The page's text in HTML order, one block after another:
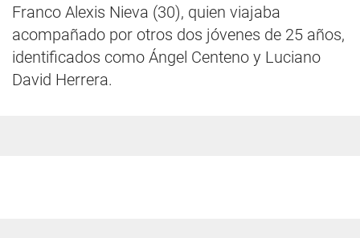
Franco Alexis Nieva (30), quien viajaba
acompañado por otros dos jóvenes de 25 años,
identificados como Ángel Centeno y Luciano
David Herrera.